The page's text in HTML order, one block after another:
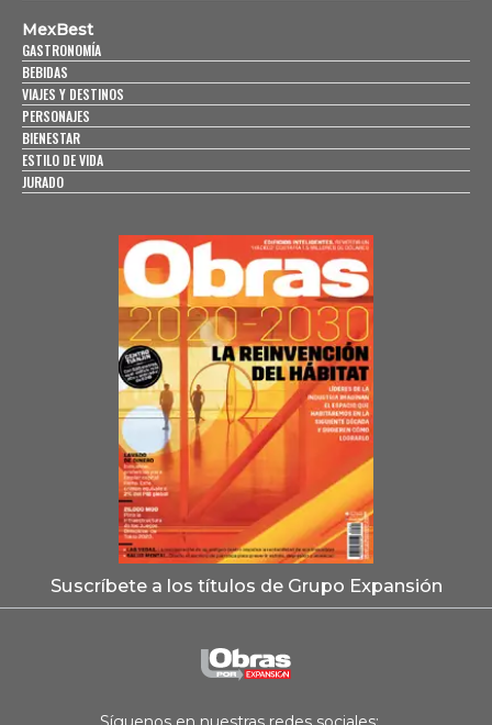
MexBest
GASTRONOMÍA
BEBIDAS
VIAJES Y DESTINOS
PERSONAJES
BIENESTAR
ESTILO DE VIDA
JURADO
Suscríbete a los títulos de Grupo Expansión